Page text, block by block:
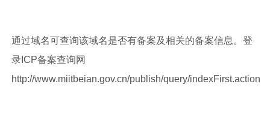
通过域名可查询该域名是否有备案及相关的备案信息。登
录ICP备案查询网
http://www.miitbeian.gov.cn/publish/query/indexFirst.action